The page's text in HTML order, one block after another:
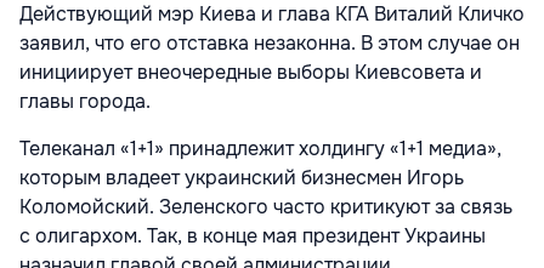
Действующий мэр Киева и глава КГА Виталий Кличко
заявил, что его отставка незаконна. В этом случае он
инициирует внеочередные выборы Киевсовета и
главы города.
Телеканал «1+1» принадлежит холдингу «1+1 медиа»,
которым владеет украинский бизнесмен Игорь
Коломойский. Зеленского часто критикуют за связь
с олигархом. Так, в конце мая президент Украины